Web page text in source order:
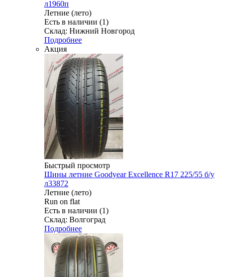
л1960п
Летние (лето)
Есть в наличии (1)
Склад: Нижний Новгород
Подробнее
Акция
Быстрый просмотр
Шины летние Goodyear Excellence R17 225/55 б/у
л33872
Летние (лето)
Run on flat
Есть в наличии (1)
Склад: Волгоград
Подробнее